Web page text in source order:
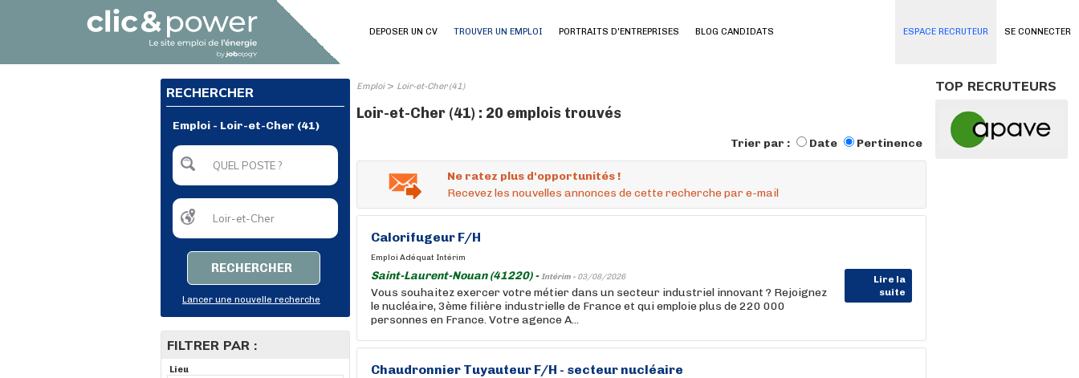
SE CONNECTER
DEPOSER UN CV TROUVER UN EMPLOI PORTRAITS D'ENTREPRISES BLOG CANDIDATS ESPACE RECRUTEUR
RECHERCHER
Emploi - Loir-et-Cher (41)
RECHERCHER
Lancer une nouvelle recherche
FILTRER PAR :
Lieu
Emploi> Loir-et-Cher (41)
Loir-et-Cher (41) : 20 emplois trouvés
Trier par : Date Pertinence
Ne ratez plus d'opportunités !
Recevez les nouvelles annonces de cette recherche par e-mail
Calorifugeur F/H
Emploi Adéquat Intérim
Saint-Laurent-Nouan (41220) -Intérim - 03/08/2026
Lire la
suite
Vous souhaitez exercer votre métier dans un secteur industriel innovant ? Rejoignez
le nucléaire, 3ème filière industrielle de France et qui emploie plus de 220 000
personnes en France. Votre agence A...
Chaudronnier Tuyauteur F/H - secteur nucléaire
TOP RECRUTEURS